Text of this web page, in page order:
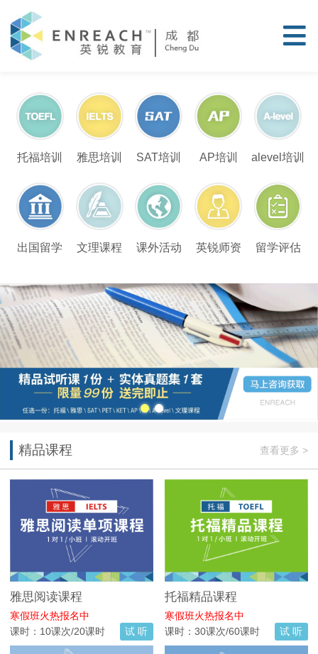
托福培训 雅思培训 SAT培训 AP培训 alevel培训
出国留学 文理课程 课外活动 英锐师资 留学评估
精品课程 查看更多 >
雅思阅读课程
寒假班火热报名中
课时：10课次/20课时
试 听
托福精品课程
寒假班火热报名中
课时：30课次/60课时
试 听